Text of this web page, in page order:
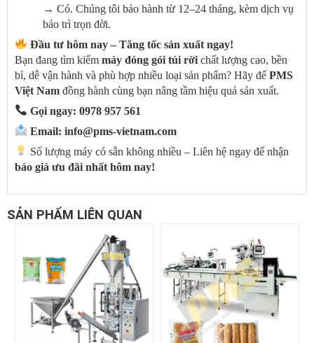
→ Có. Chúng tôi bảo hành từ 12–24 tháng, kèm dịch vụ
bảo trì trọn đời.
Đầu tư hôm nay – Tăng tốc sản xuất ngay!
Bạn đang tìm kiếm máy đóng gói túi rời chất lượng cao, bền
bỉ, dễ vận hành và phù hợp nhiều loại sản phẩm? Hãy để PMS
Việt Nam đồng hành cùng bạn nâng tầm hiệu quả sản xuất.
Gọi ngay: 0978 957 561
Email: info@pms-vietnam.com
Số lượng máy có sẵn không nhiều – Liên hệ ngay để nhận
báo giá ưu đãi nhất hôm nay!
SẢN PHẨM LIÊN QUAN